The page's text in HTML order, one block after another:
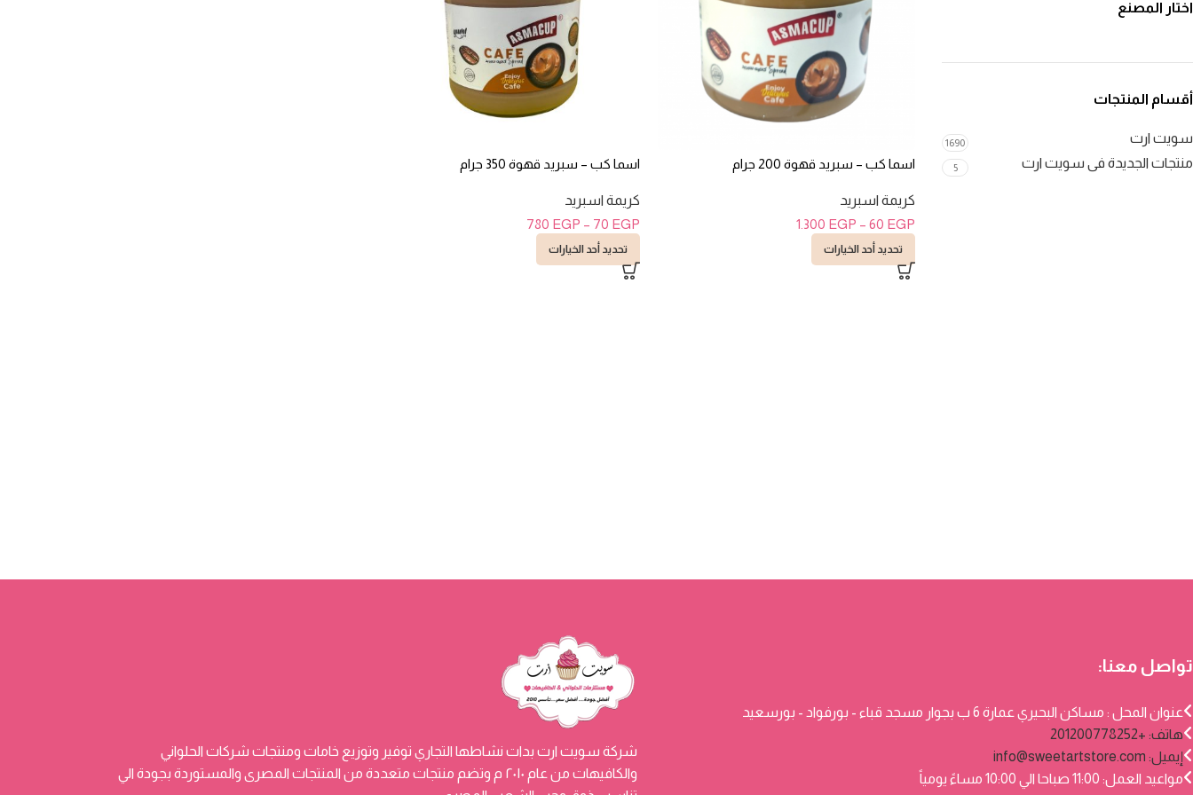
اختار المصنع
أقسام المنتجات
سويت ارت 1690
منتجات الجديدة فى سويت ارت 5 اسما كب – سبريد قهوة 200 جرام
كريمة اسبريد
60 EGP
–
1.300 EGP
تحديد أحد الخيارات
اسما كب – سبريد قهوة 350 جرام
كريمة اسبريد
70 EGP
–
780 EGP
تحديد أحد الخيارات
شركة سويت ارت بدات نشاطها التجاري توفير وتوزيع خامات ومنتجات شركات الحلواني
والكافيهات من عام ٢٠١٠ م وتضم منتجات متعددة من المنتجات المصرى والمستوردة بجودة الي
تواصل معنا:
عنوان المحل : مساكن البحيري عمارة 6 ب بجوار مسجد قباء - بورفواد - بورسعيد
هاتف: +201200778252
إيميل: info@sweetartstore.com
مواعيد العمل: 11:00 صباحا الي 10:00 مساءً يومياً